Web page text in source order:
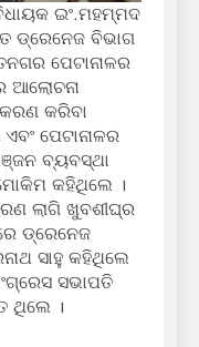
ଇଂ.ମହମ୍ମଦ
ବିଭାଗ
ପେଟାନାଳର
ଆଲୋଚନା
କରିବା
ପେଟାନାଳର
ବ୍ୟବସ୍ଥା
କହିଥିଲେ ।
ଲାଗି ଖୁବଶୀଘ୍ର
ଡ୍ରେନେଜ
ସାହୁ କହିଥିଲେ
ସଭାପତି
ଥିଲେ ।